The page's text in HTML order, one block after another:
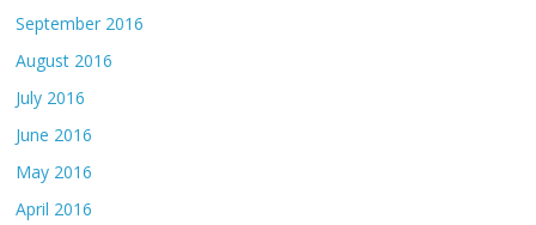
September 2016
August 2016
July 2016
June 2016
May 2016
April 2016